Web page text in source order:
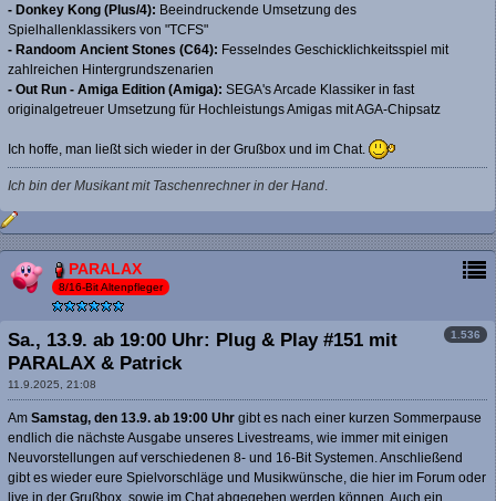
- Donkey Kong (Plus/4): Beeindruckende Umsetzung des
Spielhallenklassikers von "TCFS"
- Randoom Ancient Stones (C64): Fesselndes Geschicklichkeitsspiel mit
zahlreichen Hintergrundszenarien
- Out Run - Amiga Edition (Amiga): SEGA's Arcade Klassiker in fast
originalgetreuer Umsetzung für Hochleistungs Amigas mit AGA-Chipsatz
Ich hoffe, man ließt sich wieder in der Grußbox und im Chat.
Ich bin der Musikant mit Taschenrechner in der Hand.
PARALAX
8/16-Bit Altenpfleger
1.536
Sa., 13.9. ab 19:00 Uhr: Plug & Play #151 mit
PARALAX & Patrick
11.9.2025, 21:08
Am Samstag, den 13.9. ab 19:00 Uhr gibt es nach einer kurzen Sommerpause
endlich die nächste Ausgabe unseres Livestreams, wie immer mit einigen
Neuvorstellungen auf verschiedenen 8- und 16-Bit Systemen. Anschließend
gibt es wieder eure Spielvorschläge und Musikwünsche, die hier im Forum oder
live in der Grußbox, sowie im Chat abgegeben werden können. Auch ein